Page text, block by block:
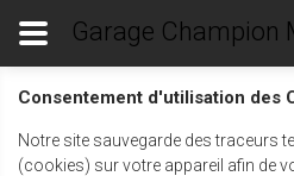
Consentement d'utilisation des
Notre site sauvegarde des traceurs
(cookies) sur votre appareil afin de